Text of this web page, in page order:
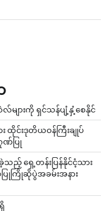
ျားကို ရှင်သန်ပျံ့နှံ့စေနိုင်
ထိုင်းဒုတိယဝန်ကြီးချုပ်
ဏ်ပြု
သည့် ရှေ့တန်းပြန်နိုင်ငံ့သား
ပြုကြိုဆိုပွဲအခမ်းအနား